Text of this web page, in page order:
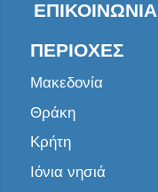
ΕΠΙΚΟΙΝΩΝΊΑ
ΠΕΡΙΟΧΈΣ
Μακεδονία
Θράκη
Κρήτη
Ιόνια νησιά